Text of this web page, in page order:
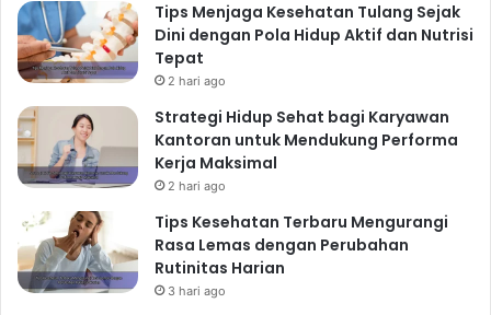
Tips Menjaga Kesehatan Tulang Sejak
Dini dengan Pola Hidup Aktif dan Nutrisi
Tepat
2 hari ago
Strategi Hidup Sehat bagi Karyawan
Kantoran untuk Mendukung Performa
Kerja Maksimal
2 hari ago
Tips Kesehatan Terbaru Mengurangi
Rasa Lemas dengan Perubahan
Rutinitas Harian
3 hari ago